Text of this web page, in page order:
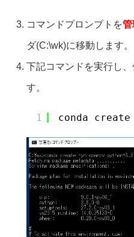
コマンドプロンプトを管
ダ(C:\wk)に移動します。
下記コマンドを実行し
す。
1 conda